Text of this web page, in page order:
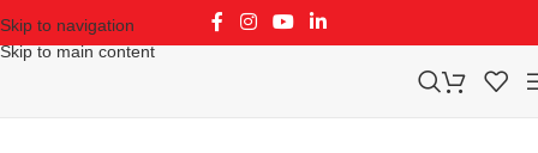
Skip to navigation
Skip to main content